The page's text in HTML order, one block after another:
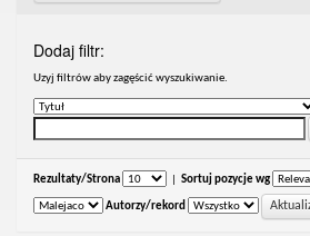
Dodaj filtr:
Uzyj filtrów aby zagęścić wyszukiwanie.
Rezultaty/Strona Sortuj pozycje wg
Autorzy/rekord